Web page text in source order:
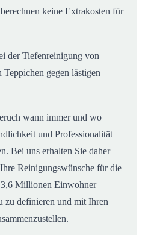
keine Extrakosten für
der Tiefenreinigung von
gegen lästigen
wann immer und wo
und Professionalität
Bei uns erhalten Sie daher
Reinigungswünsche für die
Millionen Einwohner
zu definieren und mit Ihren